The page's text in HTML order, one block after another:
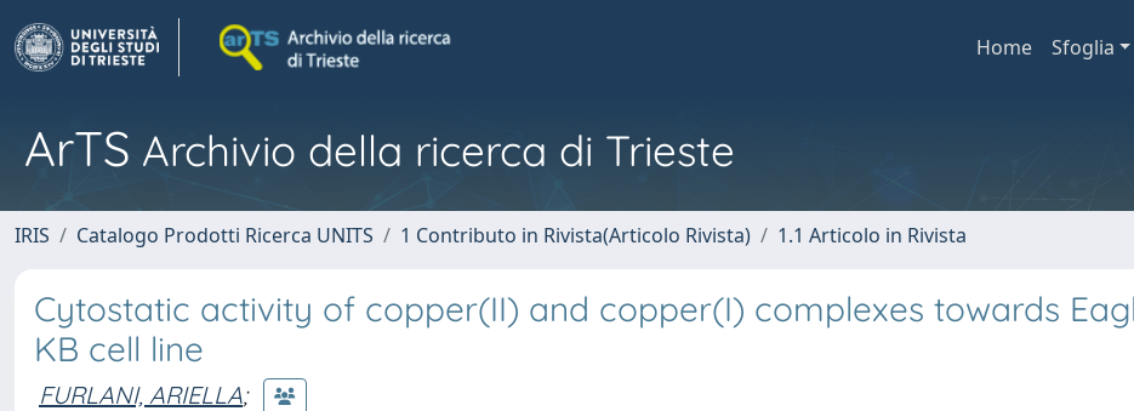
Home Sfoglia
ArTS Archivio della ricerca di Trieste
IRIS Catalogo Prodotti Ricerca UNITS 1 Contributo in Rivista(Articolo Rivista) 1.1 Articolo in Rivista
Cytostatic activity of copper(II) and copper(I) complexes towards
KB cell line
FURLANI, ARIELLA;